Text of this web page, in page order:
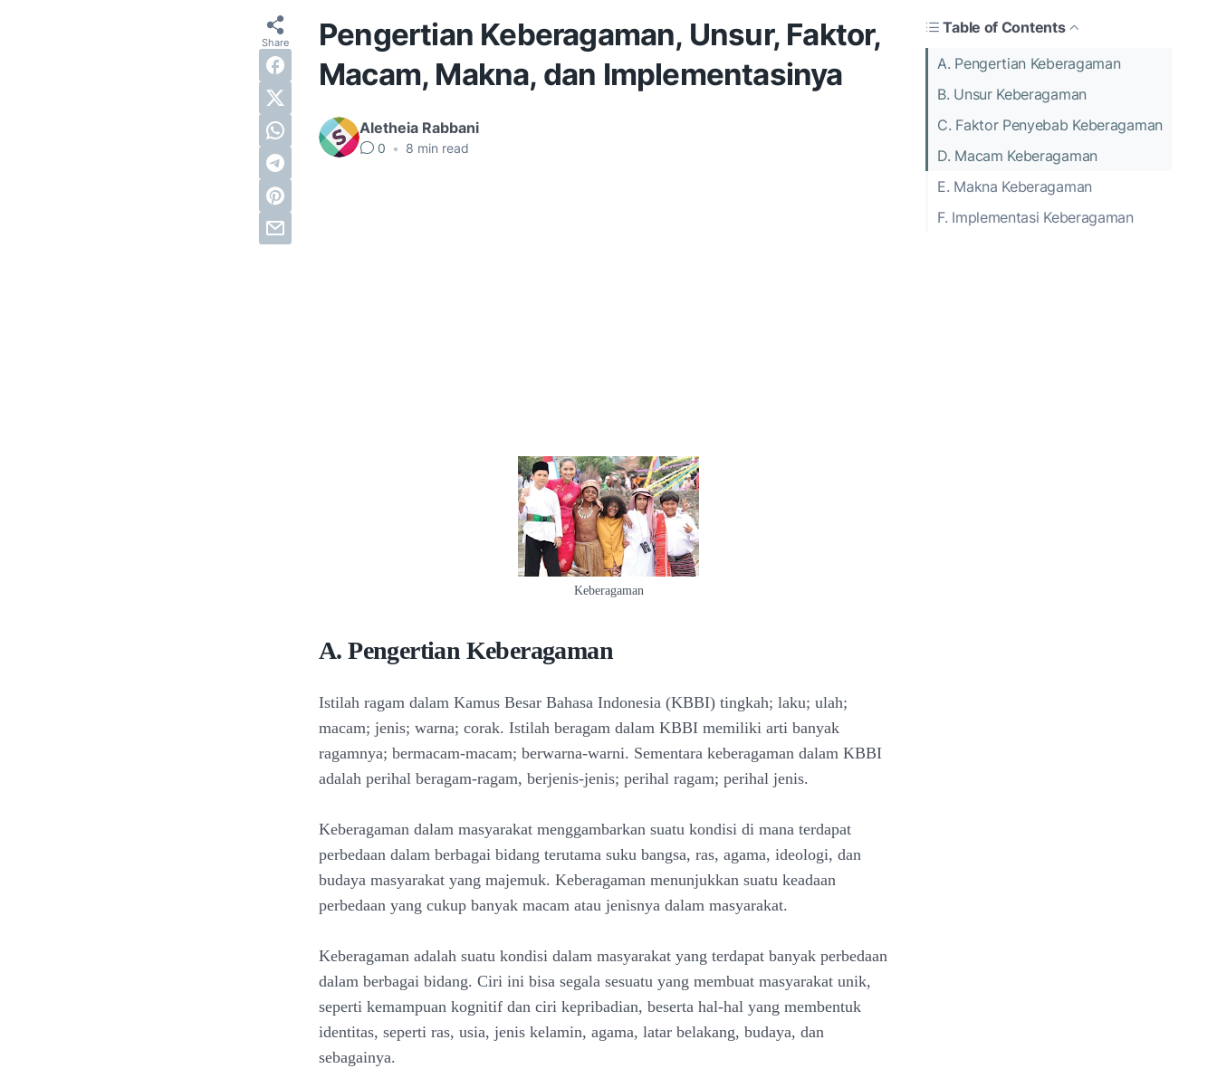
Pengertian Keberagaman, Unsur, Faktor,
Macam, Makna, dan Implementasinya
Aletheia Rabbani
0 • 8 min read
Table of Contents
A. Pengertian Keberagaman
B. Unsur Keberagaman
C. Faktor Penyebab Keberagaman
D. Macam Keberagaman
E. Makna Keberagaman
F. Implementasi Keberagaman
Keberagaman
A. Pengertian Keberagaman
Istilah ragam dalam Kamus Besar Bahasa Indonesia (KBBI) tingkah; laku; ulah;
macam; jenis; warna; corak. Istilah beragam dalam KBBI memiliki arti banyak
ragamnya; bermacam-macam; berwarna-warni. Sementara keberagaman dalam KBBI
adalah perihal beragam-ragam, berjenis-jenis; perihal ragam; perihal jenis.
Keberagaman dalam masyarakat menggambarkan suatu kondisi di mana terdapat
perbedaan dalam berbagai bidang terutama suku bangsa, ras, agama, ideologi, dan
budaya masyarakat yang majemuk. Keberagaman menunjukkan suatu keadaan
perbedaan yang cukup banyak macam atau jenisnya dalam masyarakat.
Keberagaman adalah suatu kondisi dalam masyarakat yang terdapat banyak perbedaan
dalam berbagai bidang. Ciri ini bisa segala sesuatu yang membuat masyarakat unik,
seperti kemampuan kognitif dan ciri kepribadian, beserta hal-hal yang membentuk
identitas, seperti ras, usia, jenis kelamin, agama, latar belakang, budaya, dan
sebagainya.